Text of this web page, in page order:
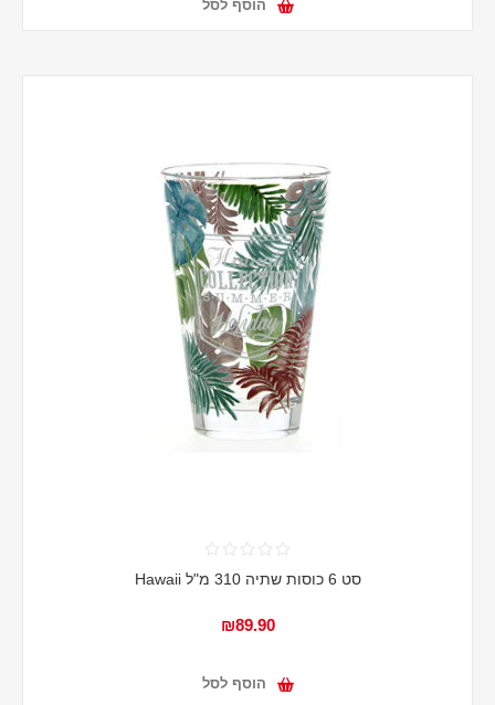
הוסף לסל
סט 6 כוסות שתיה 310 מ"ל Hawaii
₪89.90
הוסף לסל